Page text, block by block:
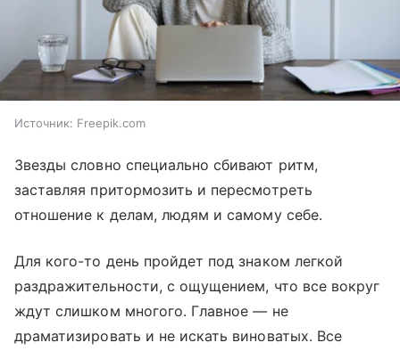
Источник: Freepik.com
Звезды словно специально сбивают ритм,
заставляя притормозить и пересмотреть
отношение к делам, людям и самому себе.
Для кого-то день пройдет под знаком легкой
раздражительности, с ощущением, что все вокруг
ждут слишком многого. Главное — не
драматизировать и не искать виноватых. Все